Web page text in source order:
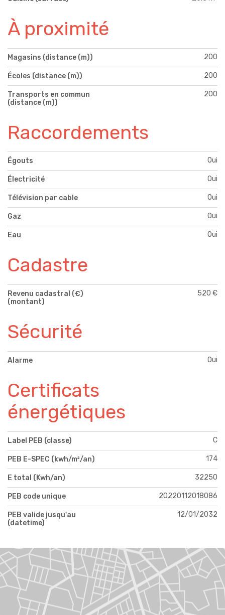
À proximité
Magasins (distance (m)) 200
Écoles (distance (m)) 200
Transports en commun
(distance (m))
200
Raccordements
Égouts Oui
Électricité Oui
Télévision par cable Oui
Gaz Oui
Eau Oui
Cadastre
Revenu cadastral (€)
(montant)
520 €
Sécurité
Alarme Oui
Certificats
énergétiques
Label PEB (classe) C
PEB E-SPEC (kwh/m²/an) 174
E total (Kwh/an) 32250
PEB code unique 20220112018086
PEB valide jusqu'au
(datetime)
12/01/2032